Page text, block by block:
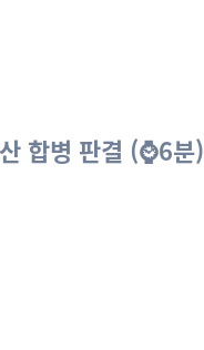
합병 판결 (⌚6분)